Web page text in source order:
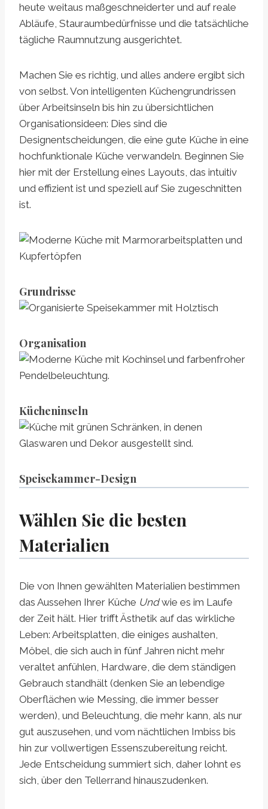
heute weitaus maßgeschneiderter und auf reale
Abläufe, Stauraumbedürfnisse und die tatsächliche
tägliche Raumnutzung ausgerichtet.
Machen Sie es richtig, und alles andere ergibt sich
von selbst. Von intelligenten Küchengrundrissen
über Arbeitsinseln bis hin zu übersichtlichen
Organisationsideen: Dies sind die
Designentscheidungen, die eine gute Küche in eine
hochfunktionale Küche verwandeln. Beginnen Sie
hier mit der Erstellung eines Layouts, das intuitiv
und effizient ist und speziell auf Sie zugeschnitten
ist.
Grundrisse
Organisation
Kücheninseln
Speisekammer-Design
Wählen Sie die besten
Materialien
Die von Ihnen gewählten Materialien bestimmen
das Aussehen Ihrer Küche Undwie es im Laufe
der Zeit hält. Hier trifft Ästhetik auf das wirkliche
Leben: Arbeitsplatten, die einiges aushalten,
Möbel, die sich auch in fünf Jahren nicht mehr
veraltet anfühlen, Hardware, die dem ständigen
Gebrauch standhält (denken Sie an lebendige
Oberflächen wie Messing, die immer besser
werden), und Beleuchtung, die mehr kann, als nur
gut auszusehen, und vom nächtlichen Imbiss bis
hin zur vollwertigen Essenszubereitung reicht.
Jede Entscheidung summiert sich, daher lohnt es
sich, über den Tellerrand hinauszudenken.